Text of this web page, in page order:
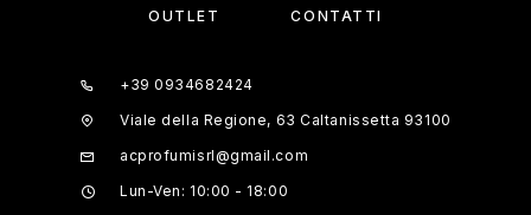
OUTLET CONTATTI
+39 0934682424
Viale della Regione, 63 Caltanissetta 93100
acprofumisrl@gmail.com
Lun-Ven: 10:00 - 18:00